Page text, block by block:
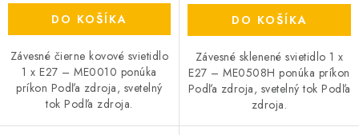
DO KOŠÍKA
Závesné čierne kovové svietidlo
1 x E27 – ME0010 ponúka
príkon Podľa zdroja, svetelný
tok Podľa zdroja.
DO KOŠÍKA
Závesné sklenené svietidlo 1 x
E27 – ME0508H ponúka príkon
Podľa zdroja, svetelný tok Podľa
zdroja.